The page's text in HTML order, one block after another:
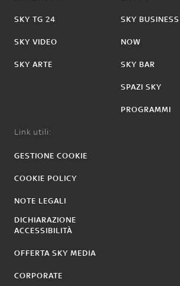
SKY TG 24
SKY VIDEO
SKY ARTE
SKY BUSINESS
NOW
SKY BAR
SPAZI SKY
PROGRAMMI
Link utili:
GESTIONE COOKIE
COOKIE POLICY
NOTE LEGALI
DICHIARAZIONE
ACCESSIBILITÀ
OFFERTA SKY MEDIA
CORPORATE